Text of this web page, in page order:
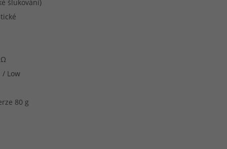
šlukování)
Ω
/ Low
80 g